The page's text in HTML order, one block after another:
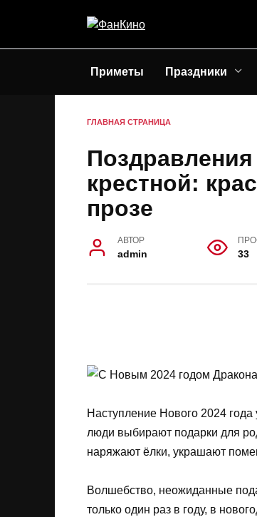
Приметы Праздники
ГЛАВНАЯ СТРАНИЦА
крестной:
прозе
АВТОР
admin 33
Наступление Нового 2024
люди выбирают подарки для
наряжают ёлки, украшают
Волшебство, неожиданные
только один раз в году, в